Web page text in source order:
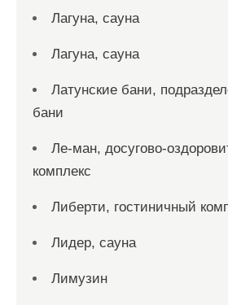
Лагуна, сауна
Лагуна, сауна
Латунские бани,
бани
Ле-ман, досугово-
комплекс
Либерти, гостиничный
Лидер, сауна
Лимузин